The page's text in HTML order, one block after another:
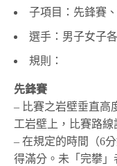
子項目：先鋒賽
選手：男子女子
規則：
先鋒賽
– 比賽之岩壁垂直高
工岩壁上，比賽路線
– 在規定的時間（6
得滿分。未「完攀